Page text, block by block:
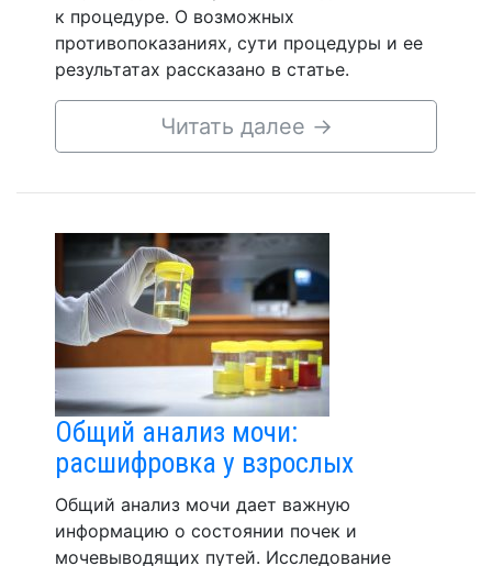
к процедуре. О возможных
противопоказаниях, сути процедуры и ее
результатах рассказано в статье.
Читать далее →
Общий анализ мочи:
расшифровка у взрослых
Общий анализ мочи дает важную
информацию о состоянии почек и
мочевыводящих путей. Исследование